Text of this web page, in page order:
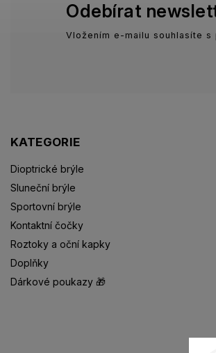
KATEGORIE
Dioptrické brýle
Sluneční brýle
Sportovní brýle
Kontaktní čočky
Roztoky a oční kapky
Doplňky
Dárkové poukazy 🎁
Odebírat
Vložením e-mailu souhlasíte s